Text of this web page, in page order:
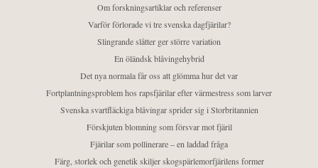
Om forskningsartiklar och referenser
Varför förlorade vi tre svenska dagfjärilar?
Slingrande slåtter ger större variation
En öländsk blåvingehybrid
Det nya normala får oss att glömma hur det var
Fortplantningsproblem hos rapsfjärilar efter värmestress som larver
Svenska svartfläckiga blåvingar sprider sig i Storbritannien
Förskjuten blomning som försvar mot fjäril
Fjärilar som pollinerare – en laddad fråga
Färg, storlek och genetik skiljer skogspärlemorfjärilens former